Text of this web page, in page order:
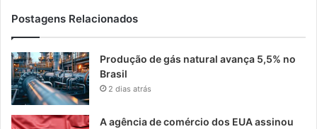
Postagens Relacionados
Produção de gás natural avança 5,5% no
Brasil
2 dias atrás
A agência de comércio dos EUA assinou